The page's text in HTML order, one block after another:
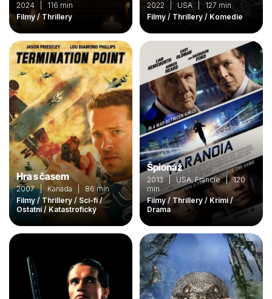
2024 | 116 min
Filmy / Thrillery
2022 | USA | 127 min
Filmy / Thrillery / Komedie
Hra s časem
2007 | Kanada | 86 min
Filmy / Thrillery / Sci-fi /
Ostatní / Katastrofický
Špionáž
2013 | USA, Francie | 120
min
Filmy / Thrillery / Krimi /
Drama